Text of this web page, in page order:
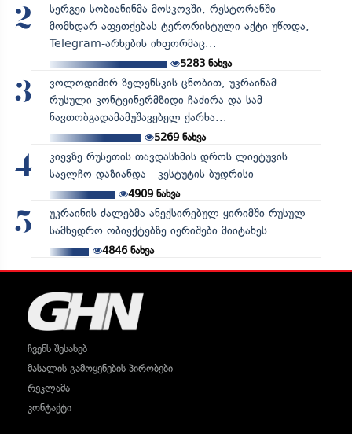
2
სერგეი სობიანინმა მოსკოვში, რესტორანში
მომხდარ აფეთქებას ტერორისტული აქტი უწოდა,
Telegram-არხების ინფორმაც...
5283ნახვა
3
ვოლოდიმირ ზელენსკის ცნობით, უკრაინამ
რუსული კონტეინერმზიდი ჩაძირა და სამ
ნავთობგადამამუშავებელ ქარხა...
5269ნახვა
4
კიევზე რუსეთის თავდასხმის დროს ლიეტუვის
საელჩო დაზიანდა - კესტუტის ბუდრისი
4909ნახვა
5
უკრაინის ძალებმა ანექსირებულ ყირიმში რუსულ
სამხედრო ობიექტებზე იერიშები მიიტანეს...
4846ნახვა
ჩვენს შესახებ
მასალის გამოყენების პირობები
რეკლამა
კონტაქტი